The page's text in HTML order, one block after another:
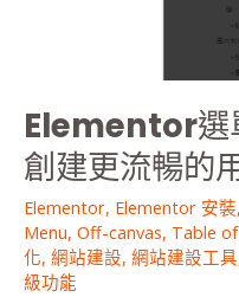
Elementor選
創建更流暢的
Elementor, Elementor 安裝,
Menu, Off-canvas, Table
化, 網站建設, 網站建設工具
級功能
更
流
暢
的
用
戶
體